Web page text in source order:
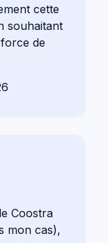
cette
souhaitant
de
Coostra
mon cas),